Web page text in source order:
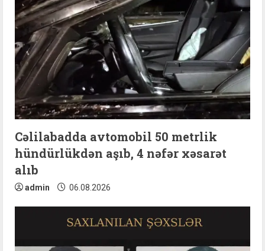
Cəlilabadda avtomobil 50 metrlik
hündürlükdən aşıb, 4 nəfər xəsarət
alıb
admin 06.08.2026